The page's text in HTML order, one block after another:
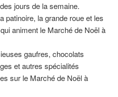
jours de la semaine.
patinoire, la grande roue et les
animent le Marché de Noël à
gaufres, chocolats
et autres spécialités
sur le Marché de Noël à